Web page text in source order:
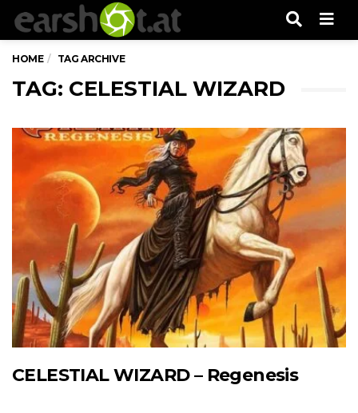
HOME TAG ARCHIVE
TAG: CELESTIAL WIZARD
CELESTIAL WIZARD – Regenesis